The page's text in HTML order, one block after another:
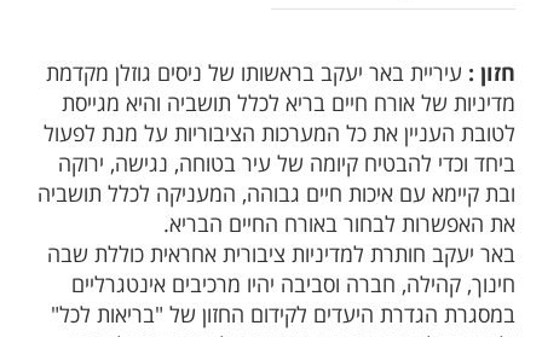
חזון : עיריית באר יעקב בראשותו של ניסים גוזלן מקדמת
מדיניות של אורח חיים בריא לכלל תושביה והיא מגייסת
לטובת העניין את כל המערכות הציבוריות על מנת לפעול
ביחד וכדי להבטיח קיומה של עיר בטוחה, נגישה, ירוקה
ובת קיימא עם איכות חיים גבוהה, המעניקה לכלל תושביה
את האפשרות לבחור באורח החיים הבריא.
באר יעקב חותרת למדיניות ציבורית אחראית כוללת שבה
חינוך, קהילה, חברה וסביבה יהיו מרכיבים אינטגרליים
במסגרת הגדרת היעדים לקידום החזון של "בריאות לכל"